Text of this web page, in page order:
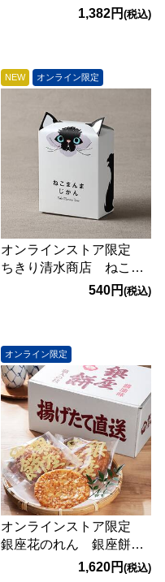
ー キャラメルアーモン
1,382円 (税込)
NEW オンライン限定
オンラインストア限定
ちきり清水商店 ねこま
んまじかんー2 5p
540円 (税込)
オンライン限定
オンラインストア限定
銀座花のれん 銀座餅
醤油味 12枚【賞味期
1,620円 (税込)